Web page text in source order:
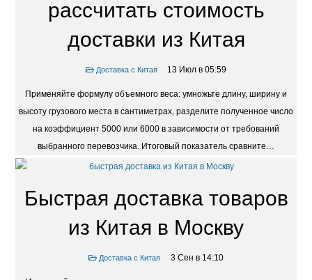
рассчитать стоимость
доставки из Китая
Доставка с Китая 13 Июл в 05:59
Применяйте формулу объемного веса: умножьте длину, ширину и
высоту грузового места в сантиметрах, разделите полученное число
на коэффициент 5000 или 6000 в зависимости от требований
выбранного перевозчика. Итоговый показатель сравните…
Быстрая доставка товаров
из Китая в Москву
Доставка с Китая 3 Сен в 14:10